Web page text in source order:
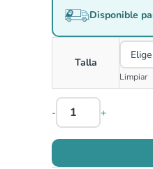
Disponible
Talla
Limpiar
- +